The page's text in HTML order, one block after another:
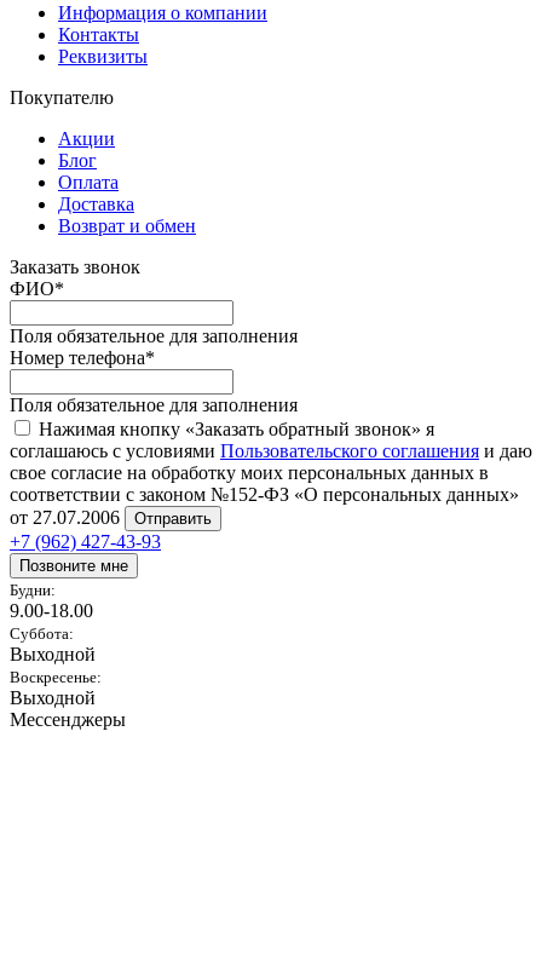
Информация о компании
Контакты
Реквизиты
Покупателю
Акции
Блог
Оплата
Доставка
Возврат и обмен
Заказать звонок
ФИО*
Поля обязательное для заполнения
Номер телефона*
Поля обязательное для заполнения
Нажимая кнопку «Заказать обратный звонок» я
соглашаюсь с условиями Пользовательского соглашения и даю
свое согласие на обработку моих персональных данных в
соответствии с законом №152-ФЗ «О персональных данных»
от 27.07.2006
Отправить
+7 (962) 427-43-93
Позвоните мне
Будни:
9.00-18.00
Суббота:
Выходной
Воскресенье:
Выходной
Мессенджеры